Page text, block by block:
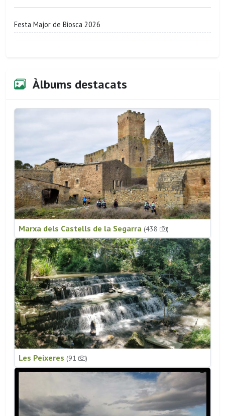
Festa Major de Biosca 2026
Àlbums destacats
Marxa dels Castells de la Segarra (438 )
Les Peixeres (91 )